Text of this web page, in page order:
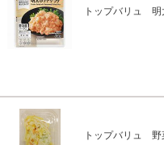
トップバリュ
トップバリュ 野